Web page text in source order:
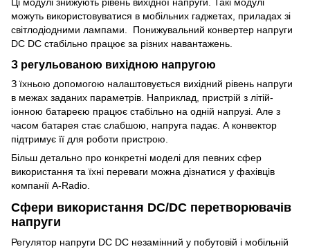
можуть використовуватися в мобільних гаджетах, приладах зі
світлодіодними лампами. Понижувальний конвертер напруги
DC DC стабільно працює за різних навантажень.
З регульованою вихідною напругою
З їхньою допомогою налаштовується вихідний рівень напруги
в межах заданих параметрів. Наприклад, пристрій з літій-
іонною батареєю працює стабільно на одній напрузі. Але з
часом батарея стає слабшою, напруга падає. А конвектор
підтримує її для роботи пристрою.
Більш детально про конкретні моделі для певних сфер
використання та їхні переваги можна дізнатися у фахівців
компанії A-Radio.
Сфери використання DC/DC перетворювачів
напруги
Регулятор напруги DC DC незамінний у побутовій і мобільній